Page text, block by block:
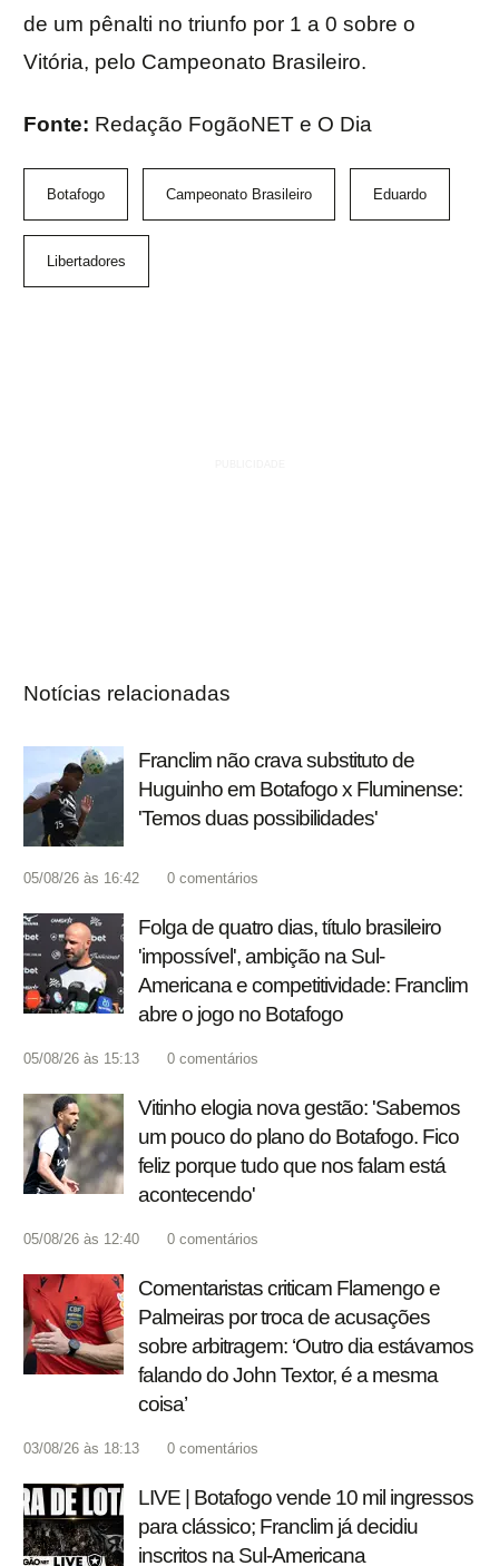
de um pênalti no triunfo por 1 a 0 sobre o
Vitória, pelo Campeonato Brasileiro.
Fonte: Redação FogãoNET e O Dia
Botafogo Campeonato Brasileiro Eduardo
Libertadores
Notícias relacionadas
Franclim não crava substituto de
Huguinho em Botafogo x Fluminense:
'Temos duas possibilidades'
05/08/26 às 16:42 0 comentários
Folga de quatro dias, título brasileiro
'impossível', ambição na Sul-
Americana e competitividade: Franclim
abre o jogo no Botafogo
05/08/26 às 15:13 0 comentários
Vitinho elogia nova gestão: 'Sabemos
um pouco do plano do Botafogo. Fico
feliz porque tudo que nos falam está
acontecendo'
05/08/26 às 12:40 0 comentários
Comentaristas criticam Flamengo e
Palmeiras por troca de acusações
sobre arbitragem: ‘Outro dia estávamos
falando do John Textor, é a mesma
coisa’
03/08/26 às 18:13 0 comentários
LIVE | Botafogo vende 10 mil ingressos
para clássico; Franclim já decidiu
inscritos na Sul-Americana